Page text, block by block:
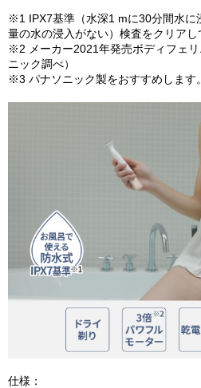
※1 IPX7基準（水深1 mに30分間水に
量の水の浸入がない）検査をクリアし
※2 メーカー2021年発売ボディフェ
ニック調べ）
※3 パナソニック製をおすすめします。
仕様：